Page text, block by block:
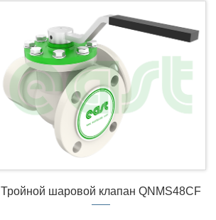
Тройной шаровой клапан QNMS48CF